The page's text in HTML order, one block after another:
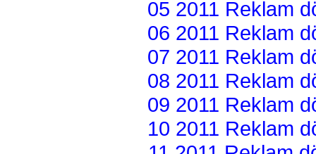
05 2011 Reklam
06 2011 Reklam
07 2011 Reklam
08 2011 Reklam
09 2011 Reklam
10 2011 Reklam